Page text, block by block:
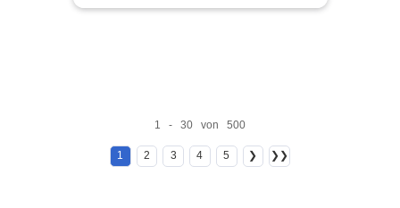
1 - 30 von 500
1 2 3 4 5 ❯ ❯❯